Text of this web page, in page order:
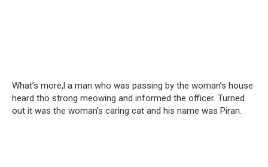
What’s more,l a man who was passing by the woman’s house
heard tho strong meowing and informed the officer. Turned
out it was the woman’s caring cat and his name was Piran.